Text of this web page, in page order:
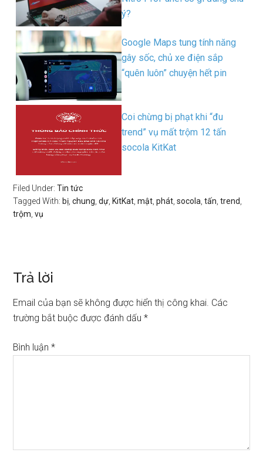
ý?
Google Maps tung tính năng
gây sốc, chủ xe điện sắp
“quên luôn” chuyện hết pin
Coi chừng bị phạt khi “đu
trend” vụ mất trộm 12 tấn
socola KitKat
Filed Under:Tin tức
Tagged With: bị ,chung ,dự KitKat ,mật ,phát ,socola ,tấn ,trend
trộm ,vụ
Trả lời
Email của bạn sẽ không được hiển thị công khai. Các
trường bắt buộc được đánh dấu*
Bình luận*